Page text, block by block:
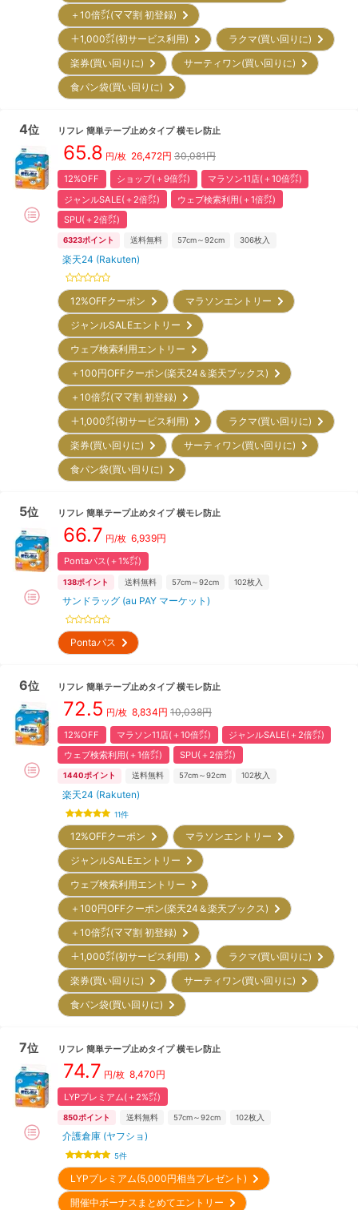
＋10倍㌽(ママ割 初登録)
＋1,000㌽(初サービス利用)
ラクマ(買い回りに)
楽券(買い回りに)
サーティワン(買い回りに)
食パン袋(買い回りに)
4位 リフレ 簡単テープ止めタイプ 横モレ防止
65.8 円/枚 26,472円 30,081円
12%OFF ショップ(＋9倍㌽)
マラソン11店(＋10倍㌽)
ジャンルSALE(＋2倍㌽)
ウェブ検索利用(＋1倍㌽)
SPU(＋2倍㌽)
6323ポイント 送料無料 57cm～92cm 306枚入
楽天24 (Rakuten)
12%OFFクーポン
マラソンエントリー
ジャンルSALEエントリー
ウェブ検索利用エントリー
＋100円OFFクーポン(楽天24＆楽天ブックス)
＋10倍㌽(ママ割 初登録)
＋1,000㌽(初サービス利用)
ラクマ(買い回りに)
楽券(買い回りに)
サーティワン(買い回りに)
食パン袋(買い回りに)
5位 リフレ 簡単テープ止めタイプ 横モレ防止
66.7 円/枚 6,939円
Pontaパス(＋1%㌽)
138ポイント 送料無料 57cm～92cm 102枚入
サンドラッグ (au PAY マーケット)
Pontaパス
6位 リフレ 簡単テープ止めタイプ 横モレ防止
72.5 円/枚 8,834円 10,038円
12%OFF マラソン11店(＋10倍㌽)
ジャンルSALE(＋2倍㌽)
ウェブ検索利用(＋1倍㌽)
SPU(＋2倍㌽)
1440ポイント 送料無料 57cm～92cm 102枚入
楽天24 (Rakuten)
11件
12%OFFクーポン
マラソンエントリー
ジャンルSALEエントリー
ウェブ検索利用エントリー
＋100円OFFクーポン(楽天24＆楽天ブックス)
＋10倍㌽(ママ割 初登録)
＋1,000㌽(初サービス利用)
ラクマ(買い回りに)
楽券(買い回りに)
サーティワン(買い回りに)
食パン袋(買い回りに)
7位 リフレ 簡単テープ止めタイプ 横モレ防止
74.7 円/枚 8,470円
LYPプレミアム(＋2%㌽)
850ポイント 送料無料 57cm～92cm 102枚入
介護倉庫 (ヤフショ)
5件
LYPプレミアム(5,000円相当プレゼント)
開催中ボーナスまとめてエントリー